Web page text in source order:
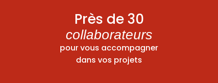
Près de 30
collaborateurs
pour vous accompagner
dans vos projets